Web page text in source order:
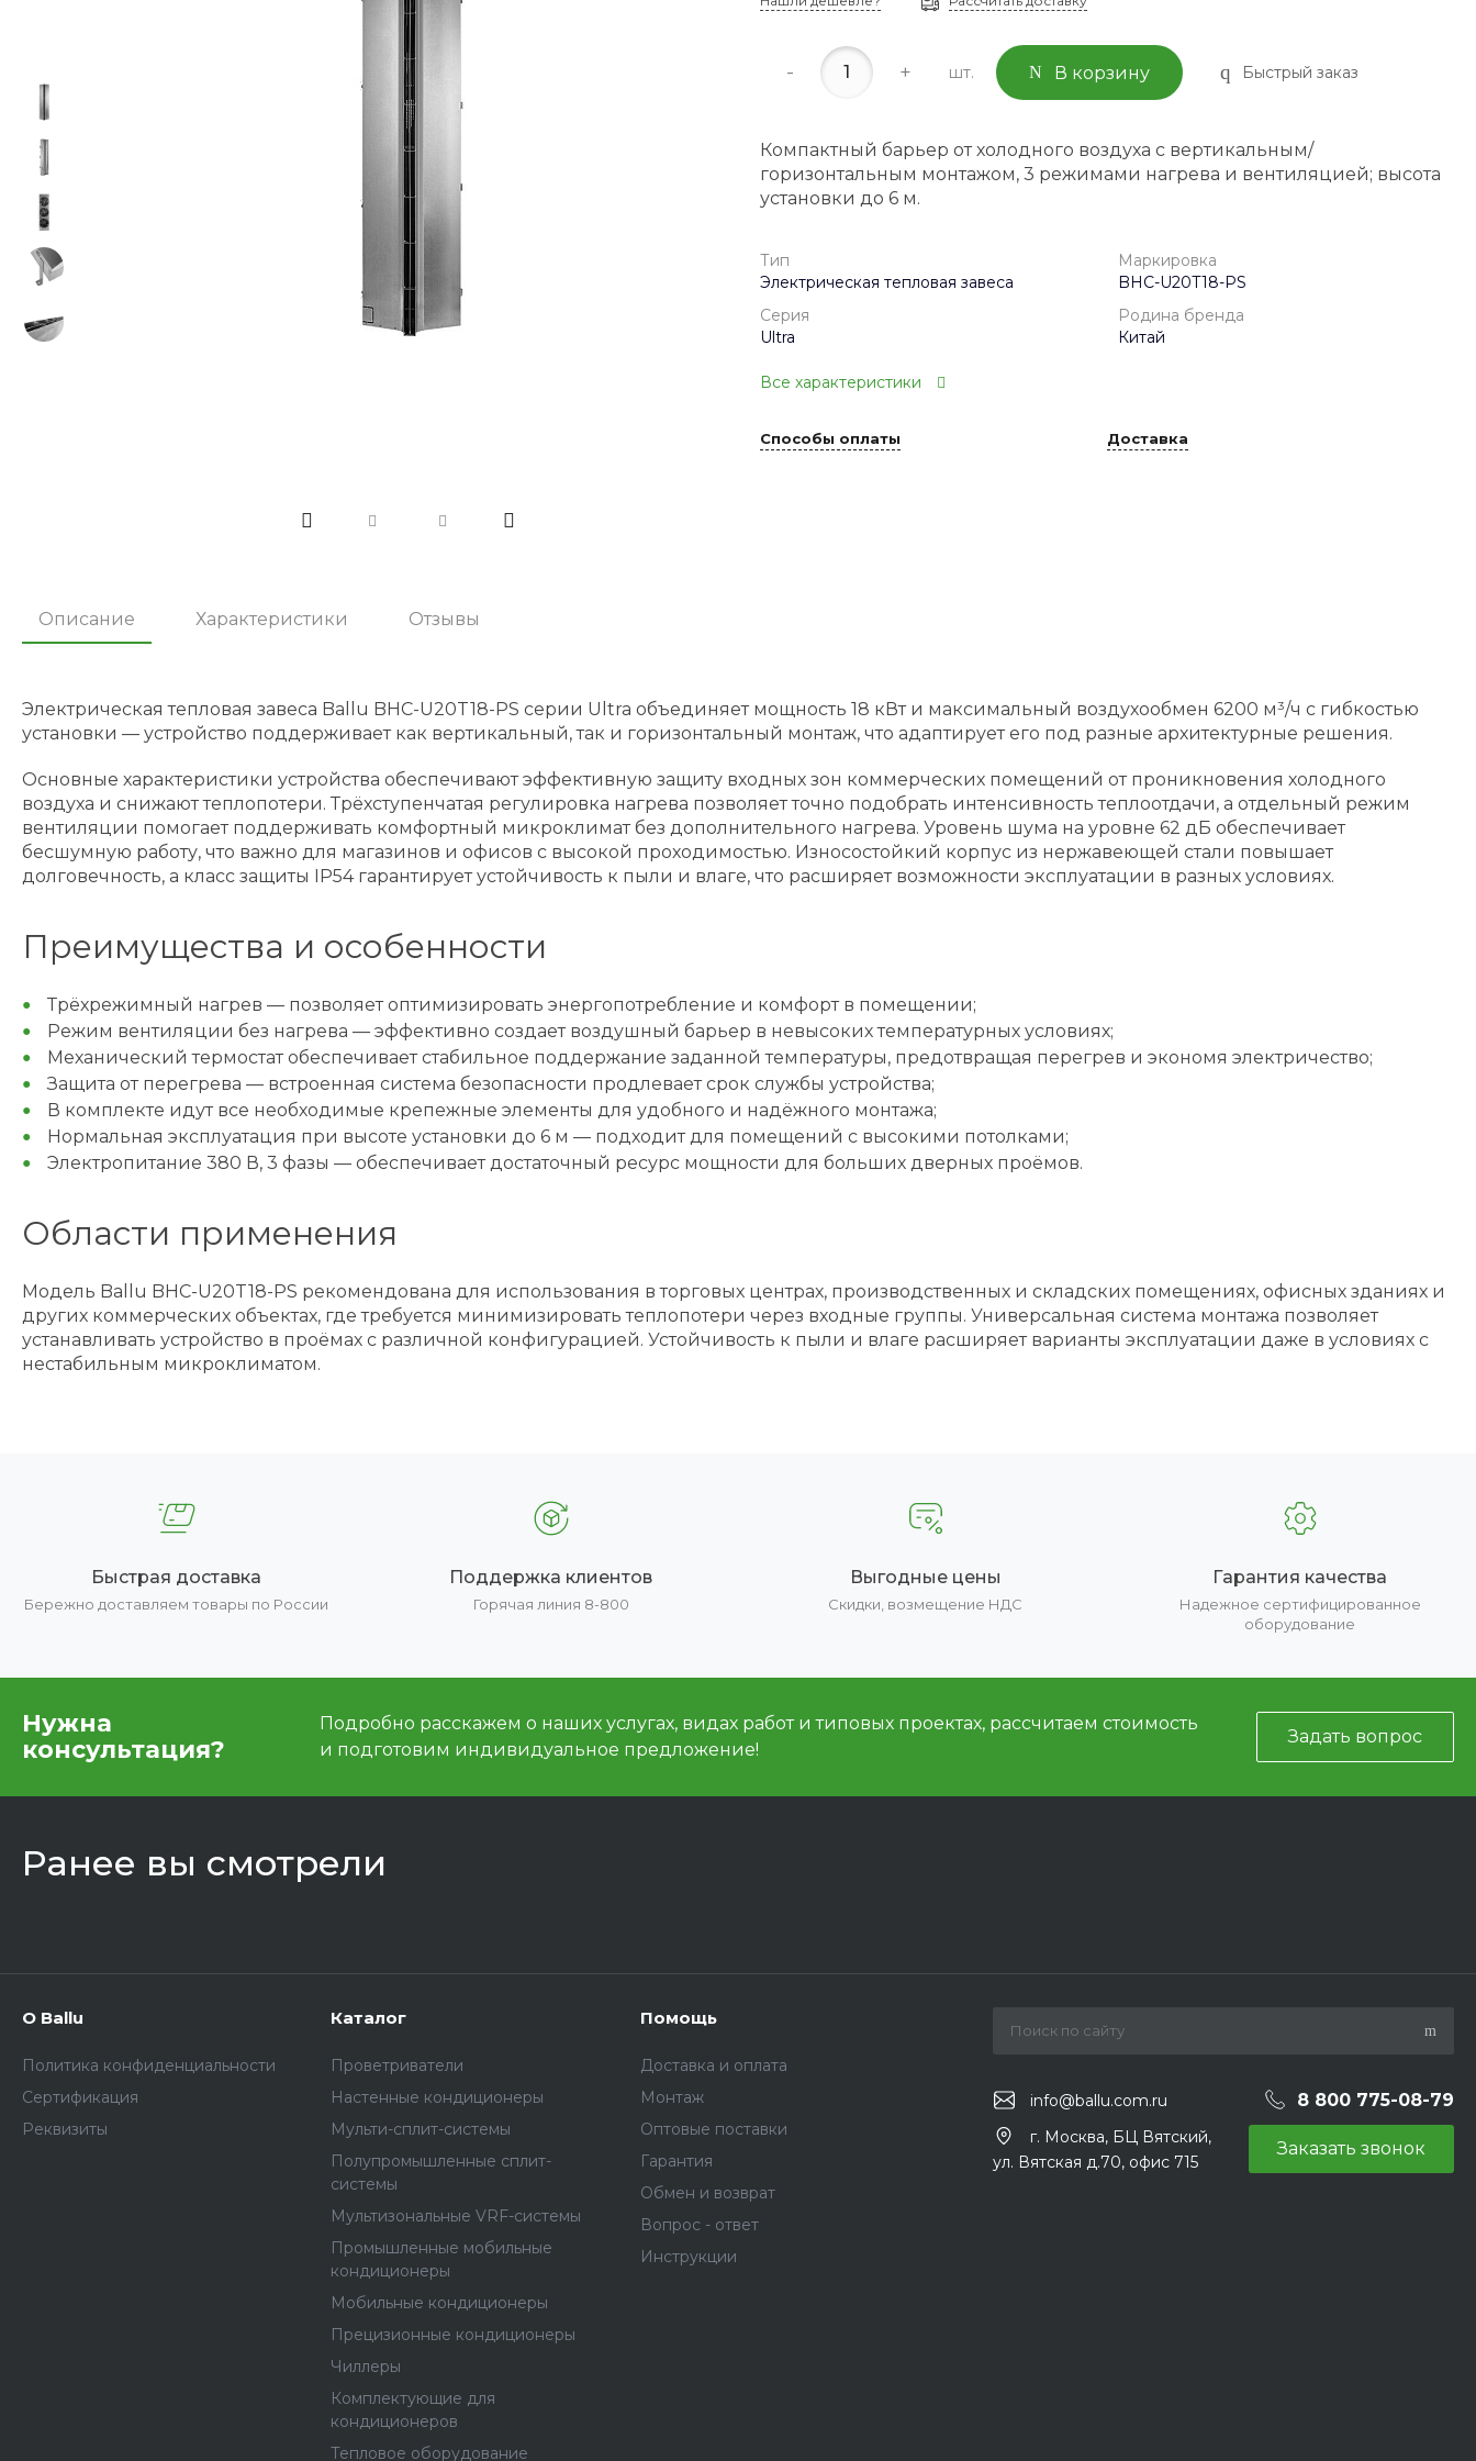
- + шт. В корзину Быстрый заказ
Компактный барьер от холодного воздуха с вертикальным/
горизонтальным монтажом, 3 режимами нагрева и вентиляцией; высота
установки до 6 м.
Тип
Электрическая тепловая завеса
Маркировка
BHC-U20T18-PS
Серия
Ultra
Родина бренда
Китай
Все характеристики
Способы оплаты Доставка
Описание Характеристики Отзывы
Электрическая тепловая завеса Ballu BHC-U20T18-PS серии Ultra объединяет мощность 18 кВт и максимальный воздухообмен 6200 м³/ч с гибкостью
установки — устройство поддерживает как вертикальный, так и горизонтальный монтаж, что адаптирует его под разные архитектурные решения.
Основные характеристики устройства обеспечивают эффективную защиту входных зон коммерческих помещений от проникновения холодного
воздуха и снижают теплопотери. Трёхступенчатая регулировка нагрева позволяет точно подобрать интенсивность теплоотдачи, а отдельный режим
вентиляции помогает поддерживать комфортный микроклимат без дополнительного нагрева. Уровень шума на уровне 62 дБ обеспечивает
бесшумную работу, что важно для магазинов и офисов с высокой проходимостью. Износостойкий корпус из нержавеющей стали повышает
долговечность, а класс защиты IP54 гарантирует устойчивость к пыли и влаге, что расширяет возможности эксплуатации в разных условиях.
Преимущества и особенности
Трёхрежимный нагрев — позволяет оптимизировать энергопотребление и комфорт в помещении;
Режим вентиляции без нагрева — эффективно создает воздушный барьер в невысоких температурных условиях;
Механический термостат обеспечивает стабильное поддержание заданной температуры, предотвращая перегрев и экономя электричество;
Защита от перегрева — встроенная система безопасности продлевает срок службы устройства;
В комплекте идут все необходимые крепежные элементы для удобного и надёжного монтажа;
Нормальная эксплуатация при высоте установки до 6 м — подходит для помещений с высокими потолками;
Электропитание 380 В, 3 фазы — обеспечивает достаточный ресурс мощности для больших дверных проёмов.
Области применения
Модель Ballu BHC-U20T18-PS рекомендована для использования в торговых центрах, производственных и складских помещениях, офисных зданиях и
других коммерческих объектах, где требуется минимизировать теплопотери через входные группы. Универсальная система монтажа позволяет
устанавливать устройство в проёмах с различной конфигурацией. Устойчивость к пыли и влаге расширяет варианты эксплуатации даже в условиях с
нестабильным микроклиматом.
Быстрая доставка
Бережно доставляем товары по России
Поддержка клиентов
Горячая линия 8-800
Выгодные цены
Скидки, возмещение НДС
Гарантия качества
Надежное сертифицированное
оборудование
Нужна
консультация?
Подробно расскажем о наших услугах, видах работ и типовых проектах, рассчитаем стоимость
и подготовим индивидуальное предложение!
Задать вопрос
Ранее вы смотрели
О Ballu
Политика конфиденциальности
Сертификация
Реквизиты
Каталог
Проветриватели
Настенные кондиционеры
Мульти-сплит-системы
Полупромышленные сплит-
системы
Мультизональные VRF-системы
Промышленные мобильные
кондиционеры
Мобильные кондиционеры
Прецизионные кондиционеры
Чиллеры
Комплектующие для
кондиционеров
Тепловое оборудование
Помощь
Доставка и оплата
Монтаж
Оптовые поставки
Гарантия
Обмен и возврат
Вопрос - ответ
Инструкции
info@ballu.com.ru 8 800 775-08-79
г. Москва, БЦ Вятский,
ул. Вятская д.70, офис 715
Заказать звонок